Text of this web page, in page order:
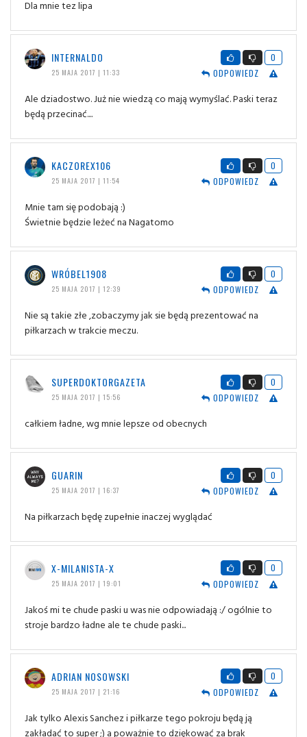
Dla mnie tez lipa
INTERNALDO
25 MAJA 2017 | 11:33
0
ODPOWIEDZ
Ale dziadostwo. Już nie wiedzą co mają wymyślać. Paski teraz
będą przecinać....
KACZOREX106
25 MAJA 2017 | 11:54
0
ODPOWIEDZ
Mnie tam się podobają :)
Świetnie będzie leżeć na Nagatomo
WRÓBEL1908
25 MAJA 2017 | 12:39
0
ODPOWIEDZ
Nie są takie złe ,zobaczymy jak sie będą prezentować na
piłkarzach w trakcie meczu.
SUPERDOKTORGAZETA
25 MAJA 2017 | 15:56
0
ODPOWIEDZ
całkiem ładne, wg mnie lepsze od obecnych
GUARIN
25 MAJA 2017 | 16:37
0
ODPOWIEDZ
Na piłkarzach będę zupełnie inaczej wyglądać
X-MILANISTA-X
25 MAJA 2017 | 19:01
0
ODPOWIEDZ
Jakoś mi te chude paski u was nie odpowiadają :/ ogólnie to
stroje bardzo ładne ale te chude paski...
ADRIAN NOSOWSKI
25 MAJA 2017 | 21:16
0
ODPOWIEDZ
Jak tylko Alexis Sanchez i piłkarze tego pokroju będą ją
zakładać to super ;) a poważnie to dziękować za brak